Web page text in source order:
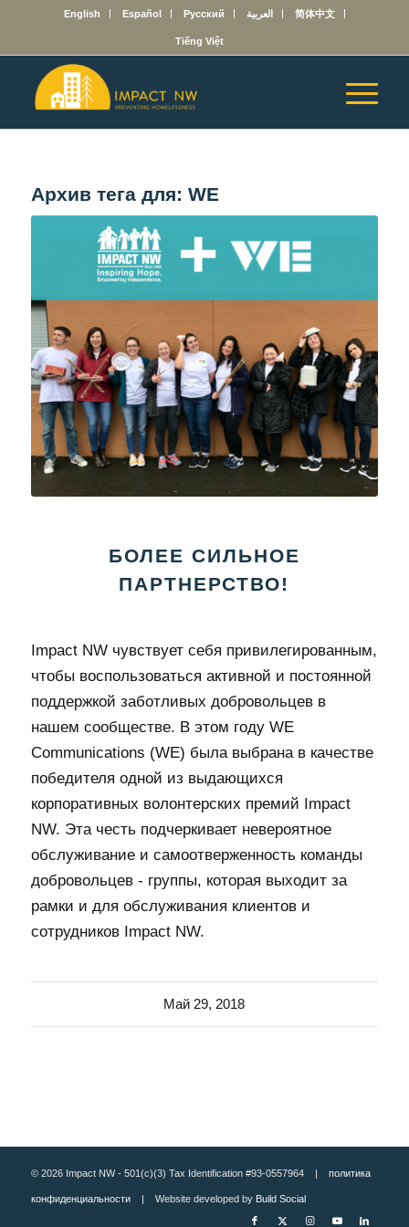
English Español Русский العربية 简体中文
Tiếng Việt
Архив тега для: WE
БОЛЕЕ СИЛЬНОЕ
ПАРТНЕРСТВО!
Impact NW чувствует себя привилегированным,
чтобы воспользоваться активной и постоянной
поддержкой заботливых добровольцев в
нашем сообществе. В этом году WE
Communications (WE) была выбрана в качестве
победителя одной из выдающихся
корпоративных волонтерских премий Impact
NW. Эта честь подчеркивает невероятное
обслуживание и самоотверженность команды
добровольцев - группы, которая выходит за
рамки и для обслуживания клиентов и
сотрудников Impact NW.
Май 29, 2018
© 2026 Impact NW - 501(c)(3) Tax Identification #93-0557964 | политика
конфиденциальности| Website developed by Build Social